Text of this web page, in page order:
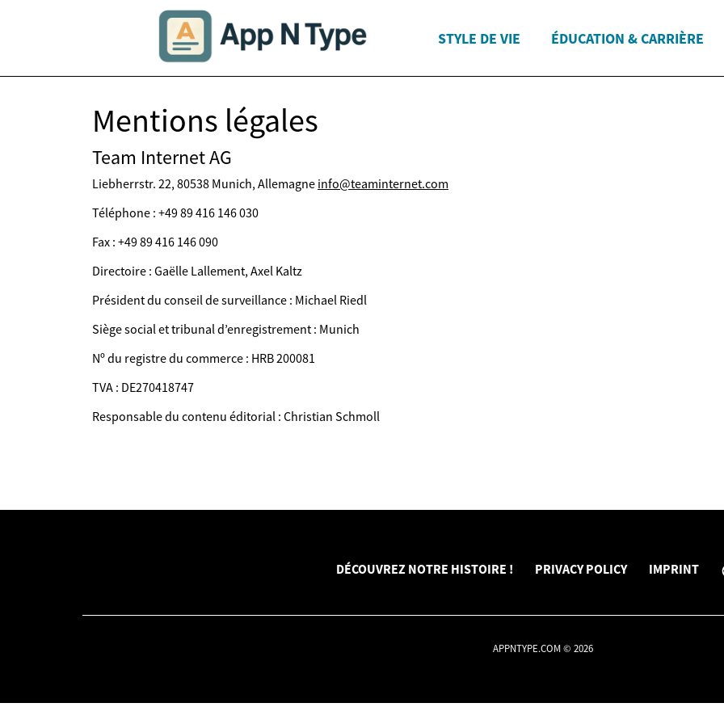
STYLE DE VIE ÉDUCATION & CARRIÈRE
Mentions légales
Team Internet AG
Liebherrstr. 22, 80538 Munich, Allemagne info@teaminternet.com
Téléphone : +49 89 416 146 030
Fax : +49 89 416 146 090
Directoire : Gaëlle Lallement, Axel Kaltz
Président du conseil de surveillance : Michael Riedl
Siège social et tribunal d’enregistrement : Munich
Nº du registre du commerce : HRB 200081
TVA : DE270418747
Responsable du contenu éditorial : Christian Schmoll
DÉCOUVREZ NOTRE HISTOIRE ! PRIVACY POLICY IMPRINT
APPNTYPE.COM © 2026